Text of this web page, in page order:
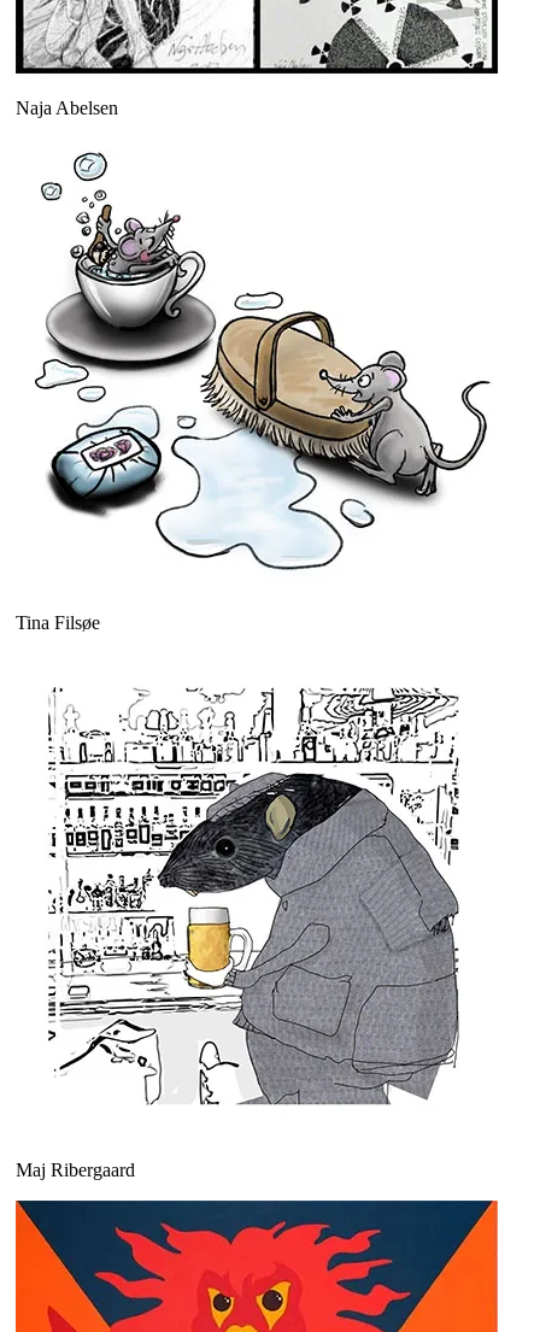
Naja Abelsen
Tina Filsøe
Maj Ribergaard